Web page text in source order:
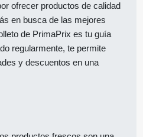
ofrecer productos de calidad
en busca de las mejores
de PrimaPrix es tu guía
regularmente, te permite
y descuentos en una